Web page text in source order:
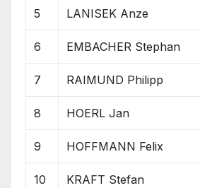
5 LANISEK Anze
6 EMBACHER Stephan
7 RAIMUND Philipp
8 HOERL Jan
9 HOFFMANN Felix
10 KRAFT Stefan